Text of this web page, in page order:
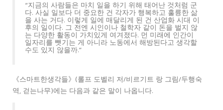
“지금의 사람들은 마치 일을 하기 위해 태어난 것처럼 군
다. 사실 일보다 더 중요한 건 각자가 행복하고 훌륭한 삶
을 사는 거다. 이렇게 일에 매달리게 된 건 산업화 시대 이
후의 일이다. 그 전엔 시인이나 철학자 같이 돈을 벌지 않
는 다양한 활동이 가치있게 여겨졌다. 먼 미래에 인간이
일자리를 뺏기는 게 아니라 노동에서 해방된다고 생각할
수도 있지 않을까.”
《스마트한생각들》(롤프 도벨리 저/비르기트 랑 그림/두행숙
역, 걷는나무)에는 다음과 같은 말이 나옵니다.